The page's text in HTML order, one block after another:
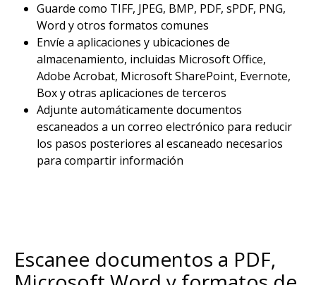
Guarde como TIFF, JPEG, BMP, PDF, sPDF, PNG,
Word y otros formatos comunes
Envíe a aplicaciones y ubicaciones de
almacenamiento, incluidas Microsoft Office,
Adobe Acrobat, Microsoft SharePoint, Evernote,
Box y otras aplicaciones de terceros
Adjunte automáticamente documentos
escaneados a un correo electrónico para reducir
los pasos posteriores al escaneado necesarios
para compartir información
Escanee documentos a PDF,